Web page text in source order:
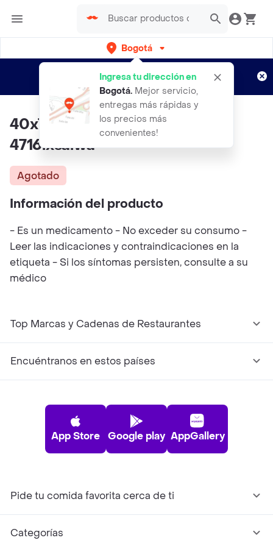
Bogotá
Ingresa tu dirección en
Bogotá. Mejor servicio,
entregas más rápidas y
los precios más
convenientes!
envíos gratis por semanas
Aplican TyC
40x70 500 Gm Cannon
4716lxsalwa
Agotado
Información del producto
- Es un medicamento - No exceder su consumo -
Leer las indicaciones y contraindicaciones en la
etiqueta - Si los síntomas persisten, consulte a su
médico
Top Marcas y Cadenas de Restaurantes
Encuéntranos en estos países
App Store Google play AppGallery
Pide tu comida favorita cerca de ti
Categorías